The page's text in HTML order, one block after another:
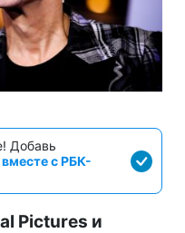
Добавь
вместе с РБК-
Pictures и